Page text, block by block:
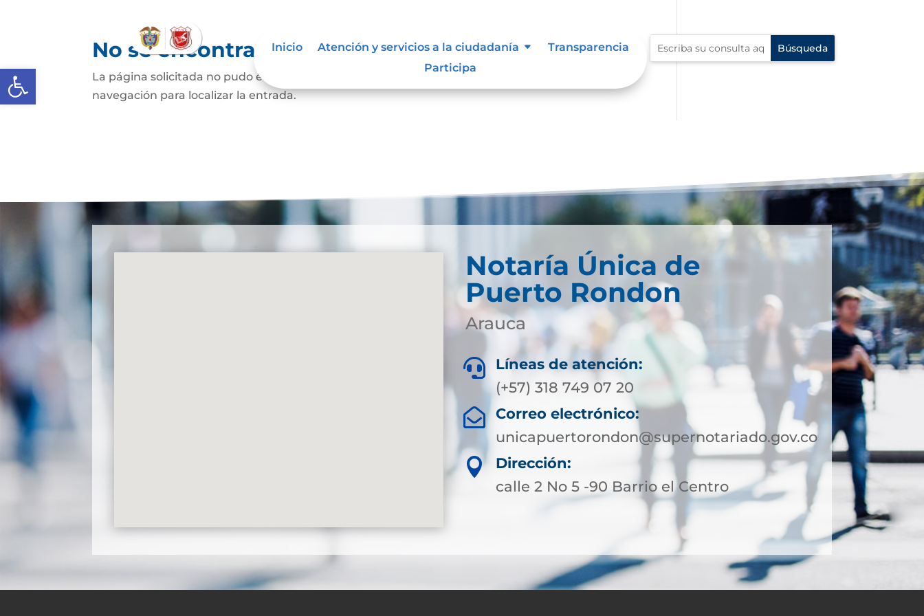
Abrir barra de herramientas
Inicio Atención y servicios a la ciudadanía
Transparencia
Participa
No se encontraron resultados
La página solicitada no pudo encontrarse. Trate de perfeccionar su búsqueda o utilice la
navegación para localizar la entrada.
Notaría Única de
Puerto Rondon
Arauca

Líneas de atención:
(+57) 318 749 07 20

Correo electrónico:
unicapuertorondon@supernotariado.gov.co

Dirección:
calle 2 No 5 -90 Barrio el Centro